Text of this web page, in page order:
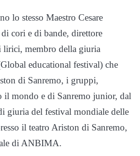
lo stesso Maestro Cesare
cori e di bande, direttore
lirici, membro della giuria
educational festival) che
di Sanremo, i gruppi,
il mondo e di Sanremo junior, dal
giuria del festival mondiale delle
il teatro Ariston di Sanremo,
di ANBIMA.